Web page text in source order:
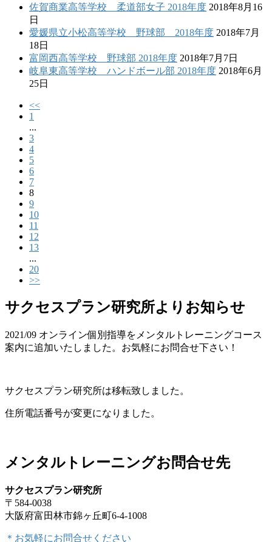
佐賀商業高等学校 柔道部女子 2018年度 2018年8月16
日
愛媛県立小松高等学校 野球部 2018年度 2018年7月
18日
富岡西高等学校 野球部 2018年度 2018年7月7日
岐阜東高等学校 ハンドボール部 2018年度 2018年6月
25日
<<
1
...
3
4
5
6
7
8
9
10
11
12
13
...
20
>>
サクセスプラン研究所よりお知らせ
2021/09 オンライン個別指導をメンタルトレーニングコース
案内に追加いたしました。お気軽にお問合せ下さい！
サクセスプラン研究所は移転致しました。
住所電話番号が変更になりました。
メンタルトレーニングお問合せ先
サクセスプラン研究所
〒584-0038
大阪府富田林市錦ヶ丘町6-4-1008
＊お気軽にお問合せください